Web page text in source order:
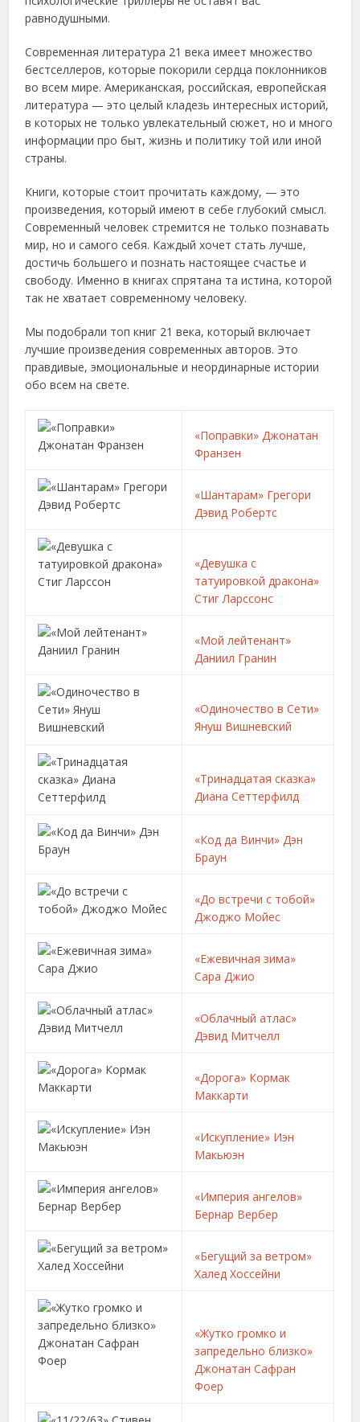
равнодушными.
Современная литература 21 века имеет множество
бестселлеров, которые покорили сердца поклонников
во всем мире. Американская, российская, европейская
литература — это целый кладезь интересных историй,
в которых не только увлекательный сюжет, но и много
информации про быт, жизнь и политику той или иной
страны.
Книги, которые стоит прочитать каждому, — это
произведения, который имеют в себе глубокий смысл.
Современный человек стремится не только познавать
мир, но и самого себя. Каждый хочет стать лучше,
достичь большего и познать настоящее счастье и
свободу. Именно в книгах спрятана та истина, которой
так не хватает современному человеку.
Мы подобрали топ книг 21 века, который включает
лучшие произведения современных авторов. Это
правдивые, эмоциональные и неординарные истории
обо всем на свете.
«Поправки» Джонатан
Франзен
«Шантарам» Грегори
Дэвид Робертс
«Девушка с
татуировкой дракона»
Стиг Ларссонс
«Мой лейтенант»
Даниил Гранин
«Одиночество в Сети»
Януш Вишневский
«Тринадцатая сказка»
Диана Сеттерфилд
«Код да Винчи» Дэн
Браун
«До встречи с тобой»
Джоджо Мойес
«Ежевичная зима»
Сара Джио
«Облачный атлас»
Дэвид Митчелл
«Дорога» Кормак
Маккарти
«Искупление» Иэн
Макьюэн
«Империя ангелов»
Бернар Вербер
«Бегущий за ветром»
Халед Хоссейни
«Жутко громко и
запредельно близко»
Джонатан Сафран
Фоер